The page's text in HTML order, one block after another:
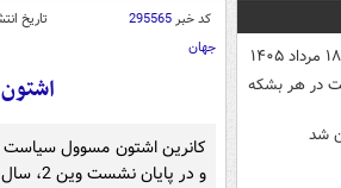
به ۸۳ دلار و ۵۵ سنت در هر بشکه
کد خبر295565 تاریخ
جهان
و در پایان نشست وین 2، سال نو را به ایرانیان تبریک گفت.